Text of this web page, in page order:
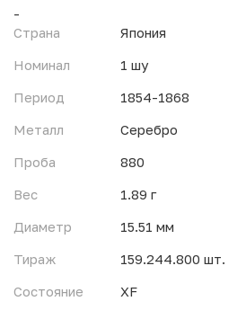
-
Страна
Япония
Номинал
1 шу
Период
1854-1868
Металл
Серебро
Проба
880
Вес
1.89 г
Диаметр
15.51 мм
Тираж
159.244.800 шт.
Состояние
XF